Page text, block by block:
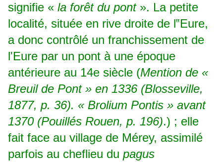
signifie « la forêt du pont». La petite
localité, située en rive droite de l‟Eure,
a donc contrôlé un franchissement de
l'Eure par un pont à une époque
antérieure au 14e siècle (Mention de «
Breuil de Pont » en 1336 (Blosseville,
1877, p. 36). « Brolium Pontis » avant
1370 (Pouillés Rouen, p. 196).) ; elle
fait face au village de Mérey, assimilé
parfois au cheflieu du pagus